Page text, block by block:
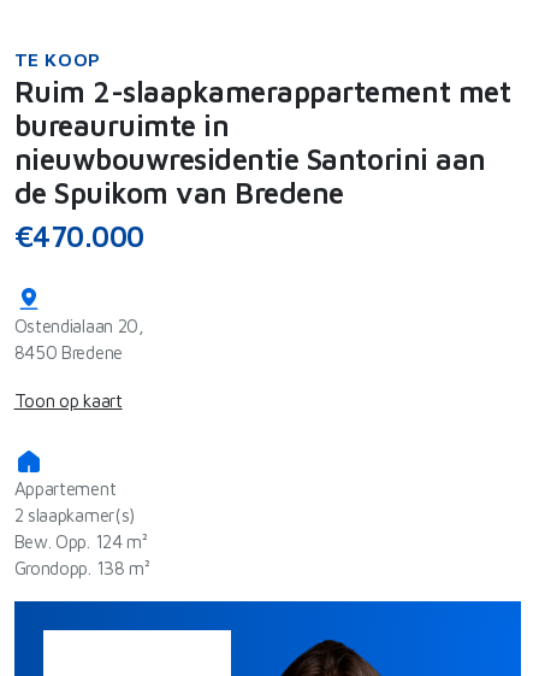
TE KOOP
Ruim 2-slaapkamerappartement met
bureauruimte in
nieuwbouwresidentie Santorini aan
de Spuikom van Bredene
€470.000
Ostendialaan 20,
8450 Bredene
Toon op kaart
Appartement
2 slaapkamer(s)
Bew. Opp. 124 m²
Grondopp. 138 m²